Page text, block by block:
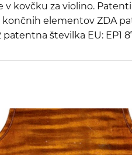
v kovčku za violino.
elementov ZDA
patentna številka EU: EP1